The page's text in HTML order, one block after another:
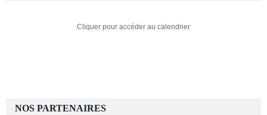
Cliquer pour accéder au calendrier
NOS PARTENAIRES